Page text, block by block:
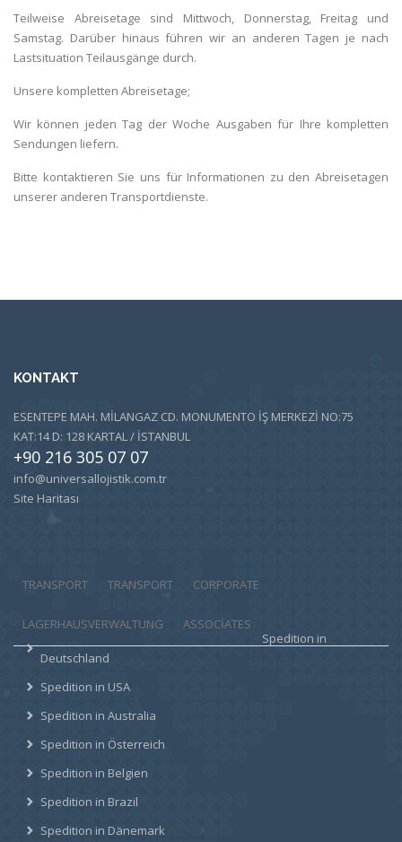
Teilweise Abreisetage sind Mittwoch, Donnerstag, Freitag und
Samstag. Darüber hinaus führen wir an anderen Tagen je nach
Lastsituation Teilausgänge durch.
Unsere kompletten Abreisetage;
Wir können jeden Tag der Woche Ausgaben für Ihre kompletten
Sendungen liefern.
Bitte kontaktieren Sie uns für Informationen zu den Abreisetagen
unserer anderen Transportdienste.
KONTAKT
ESENTEPE MAH. MİLANGAZ CD. MONUMENTO İŞ MERKEZİ NO:75
KAT:14 D: 128 KARTAL / İSTANBUL
+90 216 305 07 07
info@universallojistik.com.tr
Site Haritası
TRANSPORT TRANSPORT CORPORATE
LAGERHAUSVERWALTUNG
ASSOCIATES
Spedition in
Deutschland
Spedition in USA
Spedition in Australia
Spedition in Österreich
Spedition in Belgien
Spedition in Brazil
Spedition in Dänemark